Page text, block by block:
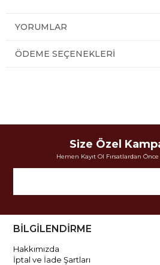
YORUMLAR
ÖDEME SEÇENEKLERI
Size Özel
Hemen Kayıt Ol Fırsatlardan
BİLGİLENDİRME
Hakkımızda
İptal ve İade Şartları